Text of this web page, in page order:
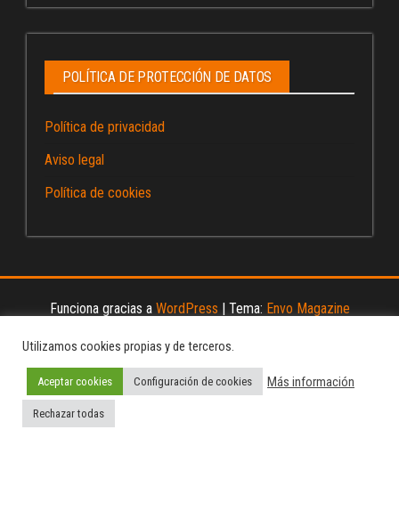
POLÍTICA DE PROTECCIÓN DE DATOS
Política de privacidad
Aviso legal
Política de cookies
Funciona gracias a WordPress Tema: Envo Magazine
Utilizamos cookies propias y de terceros.
Aceptar cookies Configuración de cookies Más información
Rechazar todas